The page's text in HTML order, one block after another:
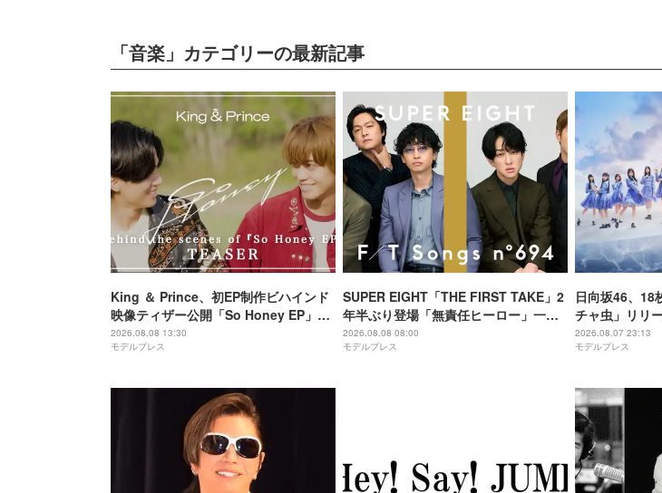
「音楽」カテゴリーの最新記事
King ＆ Prince、初EP制作ビハインド
映像ティザー公開「So Honey EP」初
回限定盤B収録
2026.08.08 13:30
モデルプレス
SUPER EIGHT「THE FIRST TAKE」2
年半ぶり登場「無責任ヒーロー」一発
撮り 令和8年8月8日公開・THEイナズ
マ戦隊と特別パフォーマンス
2026.08.08 08:00
モデルプレス
日向坂46、18
チャ虫」リリ
ーション発表へ
2026.08.07 23:13
モデルプレス